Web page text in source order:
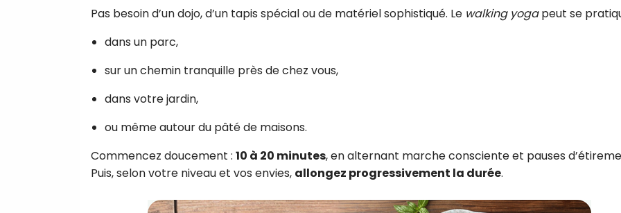
Pas besoin d’un dojo, d’un tapis spécial ou de matériel sophistiqué. Le walking yogapeut se
dans un parc,
sur un chemin tranquille près de chez vous,
dans votre jardin,
ou même autour du pâté de maisons.
Commencez doucement : 10 à 20 minutes, en alternant marche consciente et pauses
Puis, selon votre niveau et vos envies, allongez progressivement la durée.